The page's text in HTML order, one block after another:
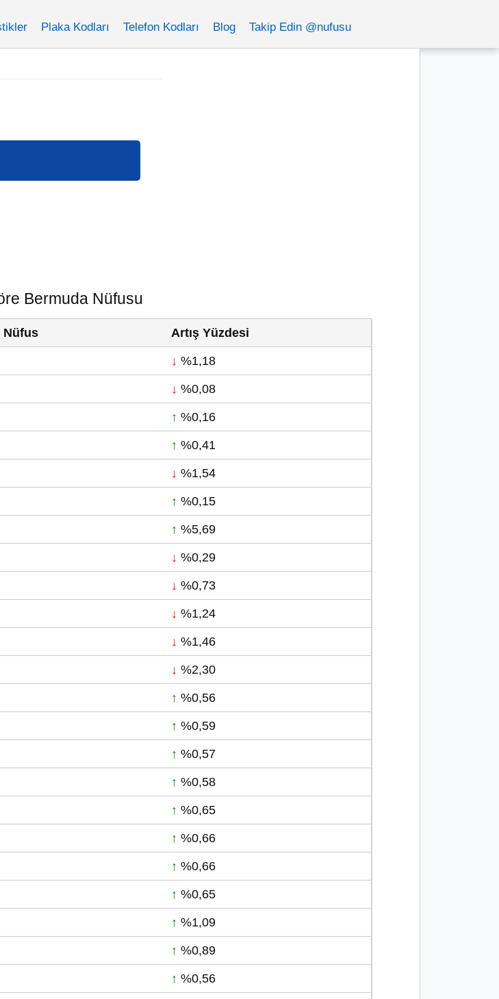
Plaka Kodları Telefon Kodları Blog Takip Edin @nufusu
Bermuda Nüfusu
Nüfus Artış Yüzdesi
↓ %1,18
↓ %0,08
↑ %0,16
↑ %0,41
↓ %1,54
↑ %0,15
↑ %5,69
↓ %0,29
↓ %0,73
↓ %1,24
↓ %1,46
↓ %2,30
↑ %0,56
↑ %0,59
↑ %0,57
↑ %0,58
↑ %0,65
↑ %0,66
↑ %0,66
↑ %0,65
↑ %1,09
↑ %0,89
↑ %0,56